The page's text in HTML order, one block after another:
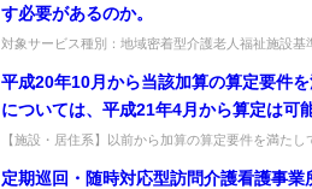
す必要があるのか。
対象サービス種別：地域密着型介護老人福祉施設基
平成20年10月から当該加算の算定要件
については、平成21年4月から算定は可
【施設・居住系】以前から加算の算定要件を満た
定期巡回・随時対応型訪問介護看護事業